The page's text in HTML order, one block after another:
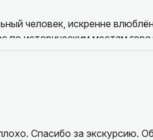
человек, искренне
по историческим местам
и поделилась множеством
разбирается в грузинском
Она также дала отличные
наши вопросы.
От всей души желаем Анне
спасибо за этот
Спасибо за экскурсию.